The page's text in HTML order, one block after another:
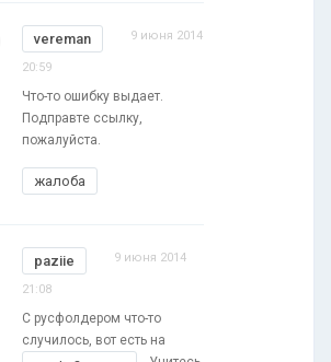
vereman 9 июня 2014
20:59
Что-то ошибку выдает.
Подправте ссылку,
пожалуйста.
жалоба
paziie 9 июня 2014
21:08
С русфолдером что-то
случилось, вот есть на